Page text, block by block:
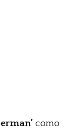
como